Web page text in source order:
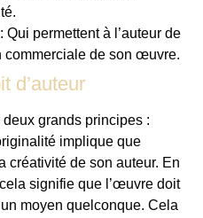
: Qui permettent à l’auteur de
commerciale de son œuvre.
d’auteur
deux grands principes :
implique que
créativité de son auteur. En
signifie que l’œuvre doit
moyen quelconque. Cela